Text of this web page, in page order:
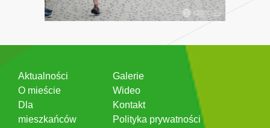
Aktualności
O mieście
Dla
mieszkańców
Galerie
Wideo
Kontakt
Polityka prywatności